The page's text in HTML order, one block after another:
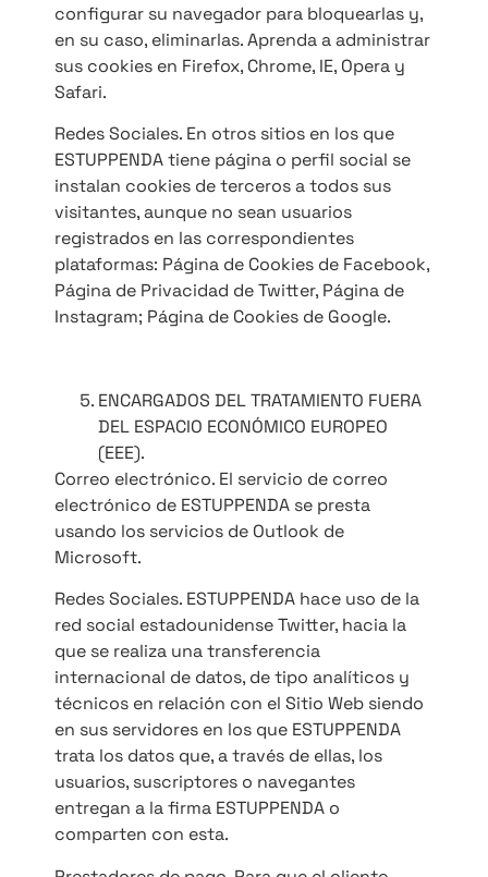
configurar su navegador para bloquearlas y,
en su caso, eliminarlas. Aprenda a administrar
sus cookies en Firefox, Chrome, IE, Opera y
Safari.
Redes Sociales. En otros sitios en los que
ESTUPPENDA tiene página o perfil social se
instalan cookies de terceros a todos sus
visitantes, aunque no sean usuarios
registrados en las correspondientes
plataformas: Página de Cookies de Facebook,
Página de Privacidad de Twitter, Página de
Instagram; Página de Cookies de Google.
ENCARGADOS DEL TRATAMIENTO FUERA
DEL ESPACIO ECONÓMICO EUROPEO
(EEE).
Correo electrónico. El servicio de correo
electrónico de ESTUPPENDA se presta
usando los servicios de Outlook de
Microsoft.
Redes Sociales. ESTUPPENDA hace uso de la
red social estadounidense Twitter, hacia la
que se realiza una transferencia
internacional de datos, de tipo analíticos y
técnicos en relación con el Sitio Web siendo
en sus servidores en los que ESTUPPENDA
trata los datos que, a través de ellas, los
usuarios, suscriptores o navegantes
entregan a la firma ESTUPPENDA o
comparten con esta.